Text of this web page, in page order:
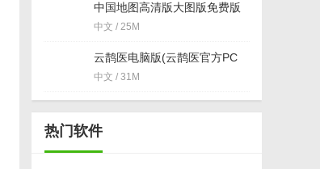
中国地图高清版大图版免费版
中文 / 25M
云鹊医电脑版(云鹊医官方PC
客户端) v12.3 最新版
中文 / 31M
热门软件